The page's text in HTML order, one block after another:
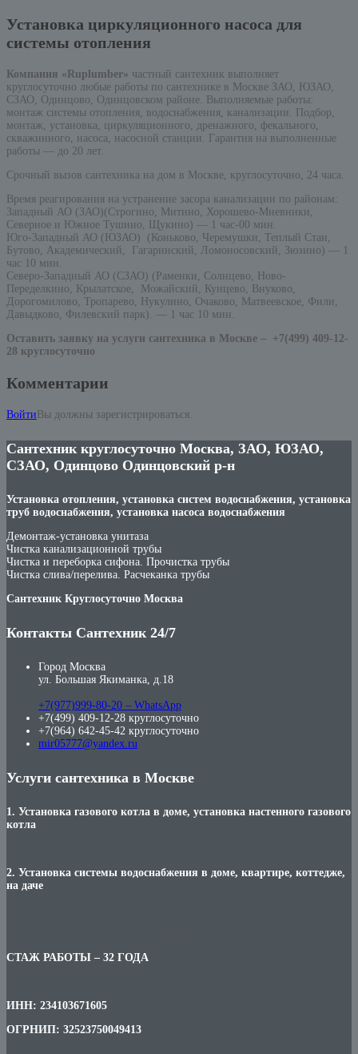
Установка циркуляционного насоса для
системы отопления
Компания «Ruplumber» частный сантехник выполняет
круглосуточно любые работы по сантехнике в Москве ЗАО, ЮЗАО,
СЗАО, Одинцово, Одинцовском районе. Выполняемые работы:
монтаж системы отопления, водоснабжения, канализации. Подбор,
монтаж, установка, циркуляционного, дренажного, фекального,
скважинного, насоса, насосной станции. Гарантия на выполненные
работы — до 20 лет.
Срочный вызов сантехника на дом в Москве, круглосуточно, 24 часа.
Время реагирования на устранение засора канализации по районам:
Западный АО (ЗАО)(Строгино, Митино, Хорошево-Мневники,
Северное и Южное Тушино, Щукино) — 1 час-00 мин.
Юго-Западный АО (ЮЗАО) (Коньково, Черемушки, Теплый Стан,
Бутово, Академический, Гагаринский, Ломоносовский, Зюзино) — 1
час 10 мин.
Северо-Западный АО (СЗАО) (Раменки, Солнцево, Ново-
Переделкино, Крылатское, Можайский, Кунцево, Внуково,
Дорогомилово, Тропарево, Нукулино, Очаково, Матвеевское, Фили,
Давыдково, Филевский парк). — 1 час 10 мин.
Оставить заявку на услуги сантехника в Москве – +7(499) 409-12-
28 круглосуточно
Комментарии
Войти Вы должны зарегистрироваться.
Сантехник круглосуточно Москва, ЗАО, ЮЗАО,
СЗАО, Одинцово Одинцовский р-н
Установка отопления, установка систем водоснабжения, установка
труб водоснабжения, установка насоса водоснабжения
Демонтаж-установка унитаза
Чистка канализационной трубы
Чистка и переборка сифона. Прочистка трубы
Чистка слива/перелива. Расчеканка трубы
Сантехник Круглосуточно Москва
Контакты Сантехник 24/7
Город Москва
ул. Большая Якиманка, д.18
+7(977)999-80-20 – WhatsApp
+7(499) 409-12-28 круглосуточно
+7(964) 642-45-42 круглосуточно
mir05777@yandex.ru
Услуги сантехника в Москве
1. Установка газового котла в доме, установка настенного газового
котла
2. Установка системы водоснабжения в доме, квартире, коттедже,
на даче
СТАЖ РАБОТЫ – 32 ГОДА
ИНН: 234103671605
ОГРНИП: 32523750049413